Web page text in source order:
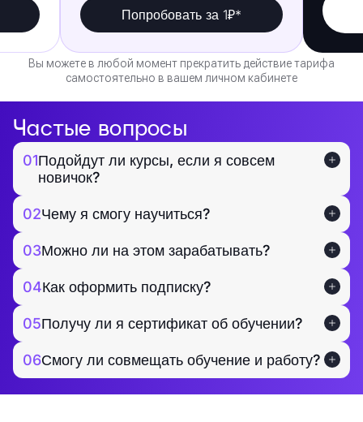
Попробовать за 1₽*
Вы можете в любой момент прекратить действие тарифа
самостоятельно в вашем личном кабинете
Частые вопросы
01Подойдут ли курсы, если я совсем
новичок?
02Чему я смогу научиться?
03Можно ли на этом зарабатывать?
04Как оформить подписку?
05Получу ли я сертификат об обучении?
06Смогу ли совмещать обучение и работу?